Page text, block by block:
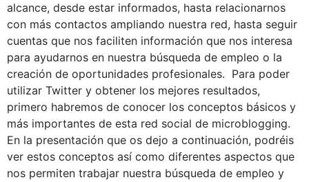
alcance, desde estar informados, hasta relacionarnos
con más contactos ampliando nuestra red, hasta seguir
cuentas que nos faciliten información que nos interesa
para ayudarnos en nuestra búsqueda de empleo o la
creación de oportunidades profesionales. Para poder
utilizar Twitter y obtener los mejores resultados,
primero habremos de conocer los conceptos básicos y
más importantes de esta red social de microblogging.
En la presentación que os dejo a continuación, podréis
ver estos conceptos así como diferentes aspectos que
nos permiten trabajar nuestra búsqueda de empleo y